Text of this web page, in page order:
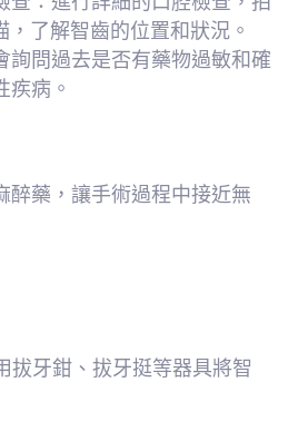
，了解智齒的位置和狀況。
詢問過去是否有藥物過敏和確
疾病。
醉藥，讓手術過程中接近無
：
拔牙鉗、拔牙挺等器具將智
拔出；